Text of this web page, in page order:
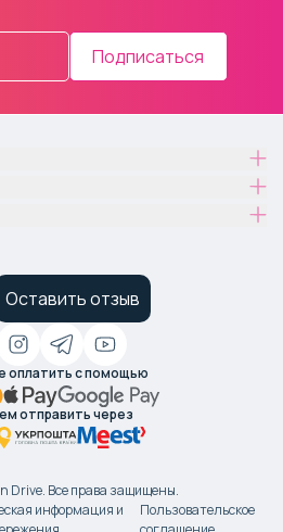
Подписаться
Оставить отзыв
оплатить с помощью
отправить через
Drive. Все права защищены.
информация и
Пользовательское